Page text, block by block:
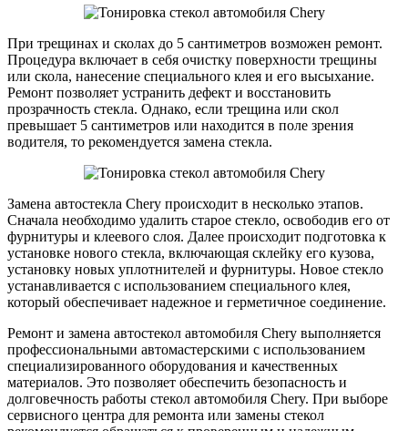
При трещинах и сколах до 5 сантиметров возможен ремонт.
Процедура включает в себя очистку поверхности трещины
или скола, нанесение специального клея и его высыхание.
Ремонт позволяет устранить дефект и восстановить
прозрачность стекла. Однако, если трещина или скол
превышает 5 сантиметров или находится в поле зрения
водителя, то рекомендуется замена стекла.
Замена автостекла Chery происходит в несколько этапов.
Сначала необходимо удалить старое стекло, освободив его от
фурнитуры и клеевого слоя. Далее происходит подготовка к
установке нового стекла, включающая склейку его кузова,
установку новых уплотнителей и фурнитуры. Новое стекло
устанавливается с использованием специального клея,
который обеспечивает надежное и герметичное соединение.
Ремонт и замена автостекол автомобиля Chery выполняется
профессиональными автомастерскими с использованием
специализированного оборудования и качественных
материалов. Это позволяет обеспечить безопасность и
долговечность работы стекол автомобиля Chery. При выборе
сервисного центра для ремонта или замены стекол